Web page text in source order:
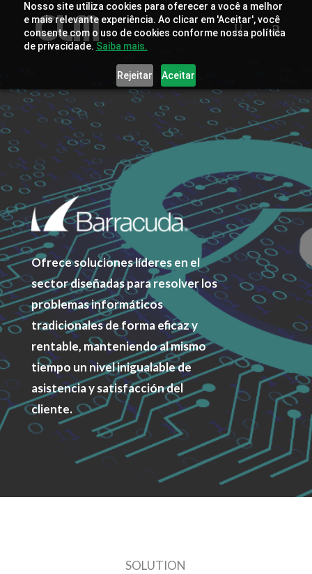
Nosso site utiliza cookies para oferecer a você a melhor
e mais relevante experiência. Ao clicar em 'Aceitar', você
consente com o uso de cookies conforme nossa política
de privacidade. Saiba mais.
Rejeitar Aceitar
Ofrece soluciones líderes en el
sector diseñadas para resolver los
problemas informáticos
tradicionales de forma eficaz y
rentable, manteniendo al mismo
tiempo un nivel inigualable de
asistencia y satisfacción del
cliente.
SOLUTION